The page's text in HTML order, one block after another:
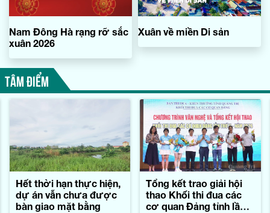
Nam Đông Hà rạng rỡ sắc
xuân 2026
Xuân về miền Di sản
TÂM ĐIỂM
Hết thời hạn thực hiện,
dự án vẫn chưa được
bàn giao mặt bằng
Tổng kết trao giải hội
thao Khối thi đua các
cơ quan Đảng tỉnh lần